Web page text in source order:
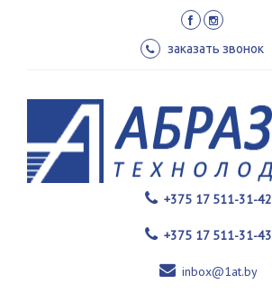
заказать звонок
+375 17 511-31-42
+375 17 511-31-43
inbox@1at.by